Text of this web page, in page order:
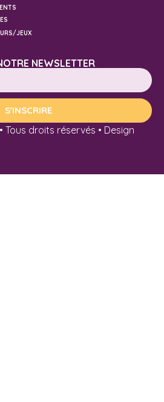
JEUX
NEWSLETTER
S'INSCRIRE
Tous droits réservés • Design